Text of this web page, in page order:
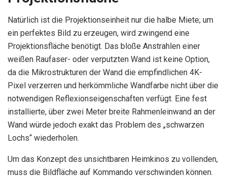
Natürlich ist die Projektionseinheit nur die halbe Miete; um
ein perfektes Bild zu erzeugen, wird zwingend eine
Projektionsfläche benötigt. Das bloße Anstrahlen einer
weißen Raufaser- oder verputzten Wand ist keine Option,
da die Mikrostrukturen der Wand die empfindlichen 4K-
Pixel verzerren und herkömmliche Wandfarbe nicht über die
notwendigen Reflexionseigenschaften verfügt. Eine fest
installierte, über zwei Meter breite Rahmenleinwand an der
Wand würde jedoch exakt das Problem des „schwarzen
Lochs“ wiederholen.
Um das Konzept des unsichtbaren Heimkinos zu vollenden,
muss die Bildfläche auf Kommando verschwinden können.